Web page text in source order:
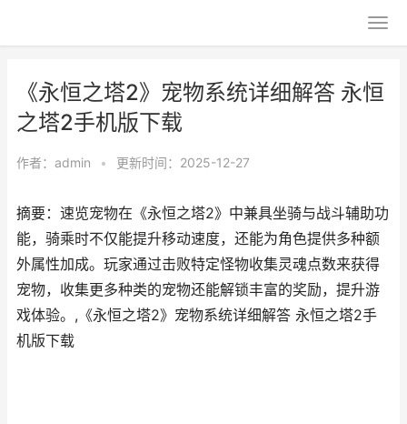
《永恒之塔2》宠物系统详细解答 永恒
之塔2手机版下载
作者： admin • 更新时间：2025-12-27
摘要：速览宠物在《永恒之塔2》中兼具坐骑与战斗辅助功
能，骑乘时不仅能提升移动速度，还能为角色提供多种额
外属性加成。玩家通过击败特定怪物收集灵魂点数来获得
宠物，收集更多种类的宠物还能解锁丰富的奖励，提升游
戏体验。,《永恒之塔2》宠物系统详细解答 永恒之塔2手
机版下载